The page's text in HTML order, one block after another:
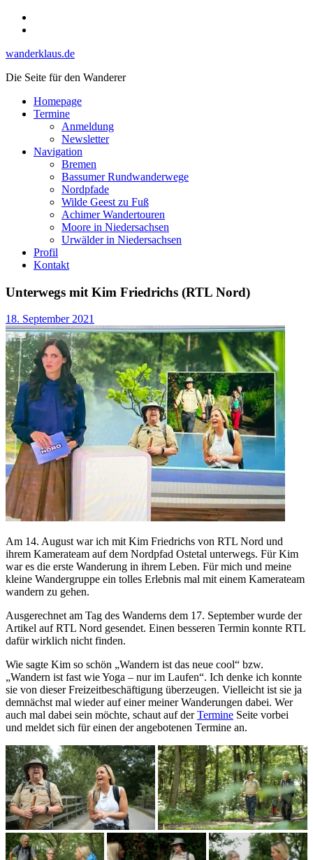
Skip
wanderklaus.de
Die Seite für den Wanderer
Homepage
Termine
Anmeldung
Newsletter
Navigation
Bremen
Bassumer Rundwanderwege
Nordpfade
Wilde Geest zu Fuß
Achimer Wandertouren
Moore in Niedersachsen
Urwälder in Niedersachsen
Profil
Kontakt
Unterwegs mit Kim Friedrichs (RTL Nord)
18. September 2021
Am 14. August war ich mit Kim Friedrichs von RTL Nord und
ihrem Kamerateam auf dem Nordpfad Ostetal unterwegs. Für Kim
war es die erste Wanderung in ihrem Leben. Für mich und meine
kleine Wandergruppe ein tolles Erlebnis mal mit einem Kamerateam
wandern zu gehen.
Ausgerechnet am Tag des Wanderns dem 17. September wurde der
Artikel auf RTL Nord gesendet. Einen besseren Termin konnte RTL
dafür wirklich nicht finden.
Wie sagte Kim so schön „Wandern ist das neue cool“ bzw.
„Wandern ist fast wie Yoga – nur im Laufen“. Ich denke ich konnte
sie von dieser Freizeitbeschäftigung überzeugen. Vielleicht ist sie ja
demnächst mal wieder auf einer meiner Wanderungen dabei. Wer
auch mal dabei sein möchte, schaut auf derTermine Seite vorbei
und meldet sich für einen der angebotenen Termine an.